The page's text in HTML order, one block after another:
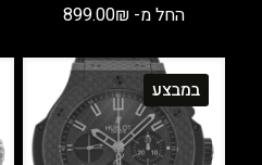
החל מ- 899.00₪
זה
יש
מספר
סוגים.
במבצע